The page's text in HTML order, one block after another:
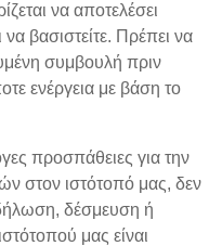
να αποτελέσει
βασιστείτε. Πρέπει να
συμβουλή πριν
ενέργεια με βάση το
προσπάθειες για την
στον ιστότοπό μας, δεν
δέσμευση ή
μας είναι